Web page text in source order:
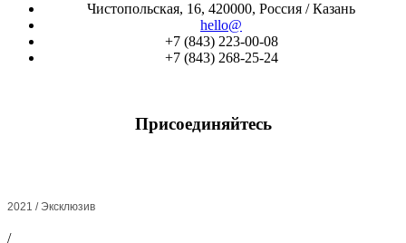
Чистопольская, 16, 420000, Россия / Казань
hello@
+7 (843) 223-00-08
+7 (843) 268-25-24
Присоединяйтесь
2021 / Эксклюзив
/